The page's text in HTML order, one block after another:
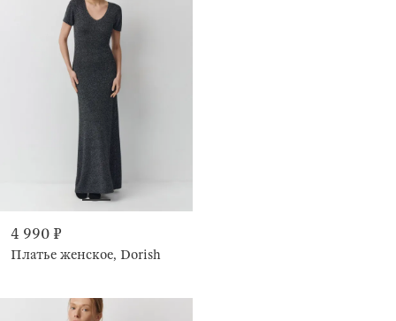
4 990 ₽
Платье женское, Dorish